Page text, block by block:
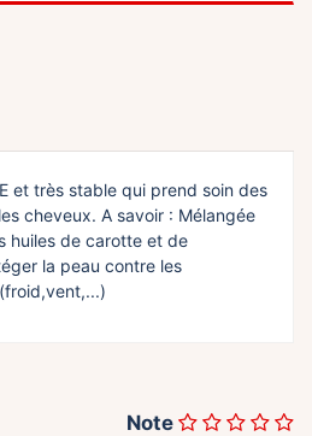
et très stable qui prend soin des
cheveux. A savoir : Mélangée
huiles de carotte et de
la peau contre les
Note